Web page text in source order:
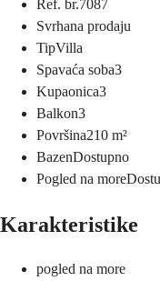
Ref. br.7087
Svrhana prodaju
TipVilla
Spavaća soba3
Kupaonica3
Balkon3
Površina210 m²
BazenDostupno
Pogled na more
Karakteristike
pogled na more